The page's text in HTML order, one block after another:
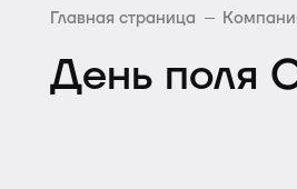
Главная страница
День поля